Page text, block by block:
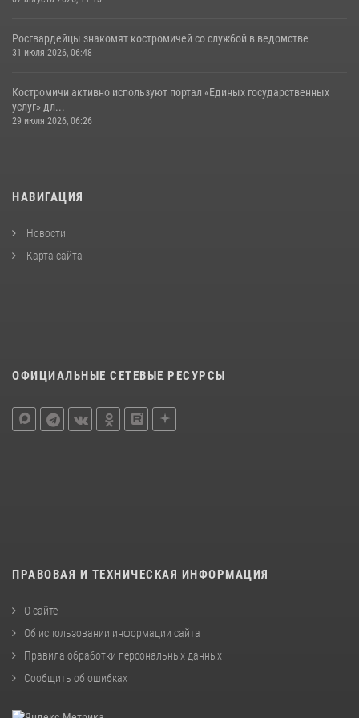
Росгвардейцы знакомят костромичей со службой в ведомстве
31 июля 2026, 06:48
Костромичи активно используют портал «Единых государственных
услуг» дл...
29 июля 2026, 06:26
НАВИГАЦИЯ
Новости
Карта сайта
ОФИЦИАЛЬНЫЕ СЕТЕВЫЕ РЕСУРСЫ
ПРАВОВАЯ И ТЕХНИЧЕСКАЯ ИНФОРМАЦИЯ
О сайте
Об использовании информации сайта
Правила обработки персональных данных
Сообщить об ошибках